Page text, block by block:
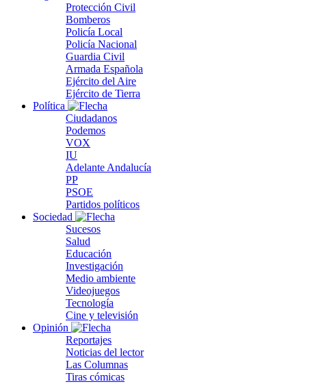
Protección Civil
Bomberos
Policía Local
Policía Nacional
Guardia Civil
Armada Española
Ejército del Aire
Ejército de Tierra
Política
Ciudadanos
Podemos
VOX
IU
Adelante Andalucía
PP
PSOE
Partidos políticos
Sociedad
Sucesos
Salud
Educación
Investigación
Medio ambiente
Videojuegos
Tecnología
Cine y televisión
Opinión
Reportajes
Noticias del lector
Las Columnas
Tiras cómicas